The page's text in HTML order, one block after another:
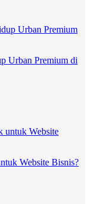
Urban Premium di
Website Bisnis?